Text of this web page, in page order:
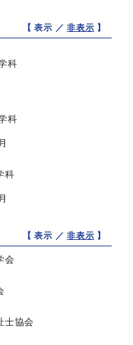
【 表示 ／非表示 】
科
科
科
【 表示 ／非表示 】
会
士協会